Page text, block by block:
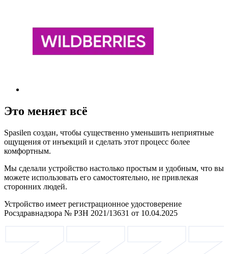
Это меняет всё
Spasilen создан, чтобы существенно уменьшить неприятные
ощущения от инъекций и сделать этот процесс более
комфортным.
Мы сделали устройство настолько простым и удобным, что вы
можете использовать его самостоятельно, не привлекая
сторонних людей.
Устройство имеет регистрационное удостоверение
Росздравнадзора № РЗН 2021/13631 от 10.04.2025